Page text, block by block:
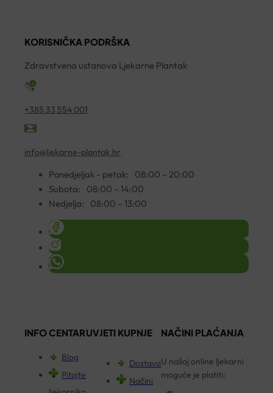
KORISNIČKA PODRŠKA
Zdravstvena ustanova Ljekarne Plantak
+385 33 554 001
info@ljekarne-plantak.hr
Ponedjeljak - petak:
08:00 – 20:00
Subota:
08:00 – 14:00
Nedjelja:
08:00 – 13:00
INFO CENTAR
Blog
Pitajte
UVJETI KUPNJE
Dostava
Načini
NAČINI PLAĆANJA
U našoj online ljekarni
moguće je platiti: